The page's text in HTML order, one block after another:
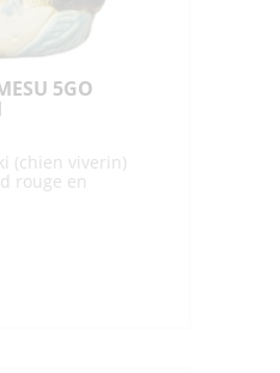
5GO
(chien viverin)
rouge en